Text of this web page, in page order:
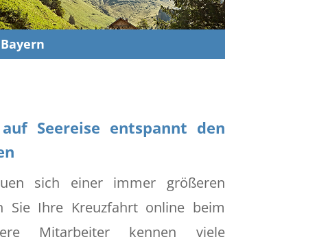
Bayern
Seereise entspannt den
sich einer immer größeren
Sie Ihre Kreuzfahrt online beim
Mitarbeiter kennen viele